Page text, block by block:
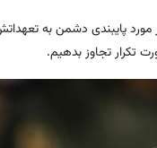
پایبندی دشمن به
تکرار تجاوز بدهیم.